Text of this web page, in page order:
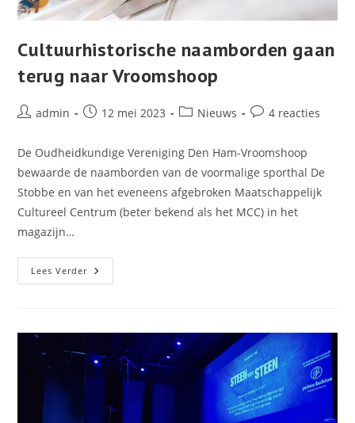
Cultuurhistorische naamborden gaan
terug naar Vroomshoop
Bericht
admin
Bericht
op:
12 mei 2023 Berichtcategorie:
Nieuws
Bericht4 reacties
De Oudheidkundige Vereniging Den Ham-Vroomshoop
bewaarde de naamborden van de voormalige sporthal De
Stobbe en van het eveneens afgebroken Maatschappelijk
Cultureel Centrum (beter bekend als het MCC) in het
magazijn…
Lees VerderCultuurhistorische
Naamborden